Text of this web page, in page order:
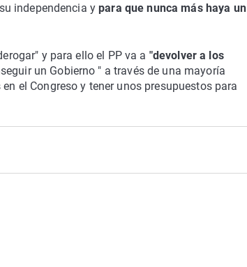
independencia y para que nunca más haya un
y para ello el PP va a "devolver a los
un Gobierno " a través de una mayoría
el Congreso y tener unos presupuestos para